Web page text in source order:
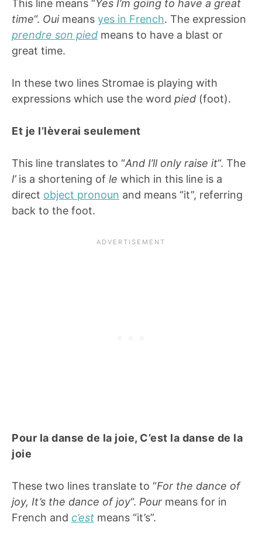
This line means “Yes I’m going to have a great
time“. Ouimeans yes in French. The expression
prendre son pied means to have a blast or
great time.
In these two lines Stromae is playing with
expressions which use the word pied (foot).
Et je l’lèverai seulement
This line translates to “And I’ll only raise it“. The
l’is a shortening of le which in this line is a
direct object pronoun and means “it”, referring
back to the foot.
Pour la danse de la joie, C’est la danse de la
joie
These two lines translate to “For the dance of
joy, It’s the dance of joy“. Pour means for in
French and c’est means “it’s”.